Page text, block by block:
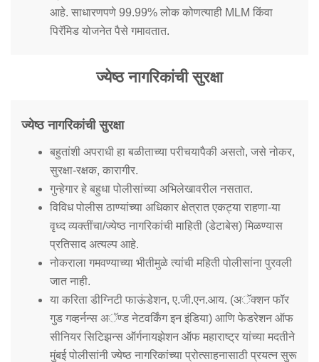
आहे. साधारणपणे 99.99% लोक कोणत्याही MLM किंवा
पिरॅमिड योजनेत पैसे गमावतात.
ज्येष्ठ नागरिकांची सुरक्षा
ज्येष्ठ नागरिकांची सुरक्षा
बहुतांशी अपराधी हा बळीताच्या परीचयापैकी असतो, जसे नोकर,
सुरक्षा-रक्षक, कारागीर.
गुन्हेगार हे बहुधा पोलीसांच्या अभिलेखावरील नसतात.
विविध पोलीस ठाण्यांच्या अधिकार क्षेत्रात एकट्या राहणा-या
वृध्द व्यक्तींचा/ज्येष्ठ नागरिकांची माहिती (डेटाबेस) मिळण्यास
प्रतिसाद अत्यल्प आहे.
नोकराला गमवण्याच्या भीतीमुळे त्यांची महिती पोलीसांना पुरवली
जात नाही.
या करिता डीग्निटी फाऊंडेशन, ए.जी.एन.आय. (अॅक्शन फॉर
गुड गव्हर्नन्स अॅण्ड नेटवर्किंग इन इंडिया) आणि फेडरेशन ऑफ
सीनियर सिटिझन्स ऑर्गनायझेशन ऑफ महाराष्ट्र यांच्या मदतीने
मुंबई पोलीसांनी ज्येष्ठ नागरिकांच्या प्रोत्साहनासाठी प्रयत्न सुरू